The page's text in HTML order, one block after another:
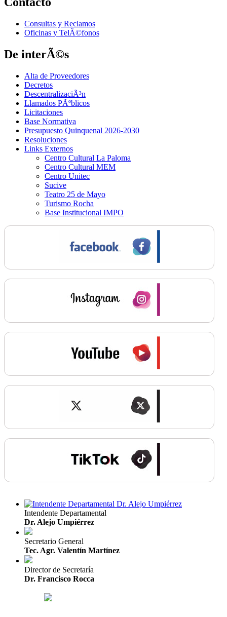
Consultas y Reclamos
Oficinas y TelÃ©fonos
De interÃ©s
Alta de Proveedores
Decretos
DescentralizaciÃ³n
Llamados PÃºblicos
Licitaciones
Base Normativa
Presupuesto Quinquenal 2026-2030
Resoluciones
Links Externos
Centro Cultural La Paloma
Centro Cultural MEM
Centro Unitec
Sucive
Teatro 25 de Mayo
Turismo Rocha
Base Institucional IMPO
Intendente Departamental
Dr. Alejo Umpiérrez
Secretario General
Tec. Agr. Valentín Martínez
Director de Secretaría
Dr. Francisco Rocca